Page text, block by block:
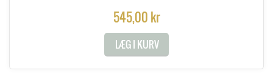
545,00 kr
LÆG I KURV